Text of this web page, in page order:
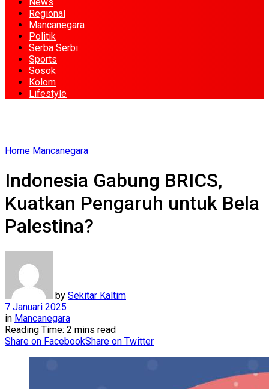
Regional
Mancanegara
Politik
Serba Serbi
Sports
Sosok
Kolom
Lifestyle
Home Mancanegara
Indonesia Gabung BRICS,
Kuatkan Pengaruh untuk Bela
Palestina?
by Sekitar Kaltim
7 Januari 2025
in Mancanegara
Reading Time: 2 mins read
Share on FacebookShare on Twitter